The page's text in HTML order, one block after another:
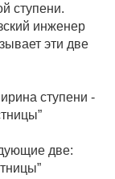
ступени.
инженер
эти две
ступени -
две: